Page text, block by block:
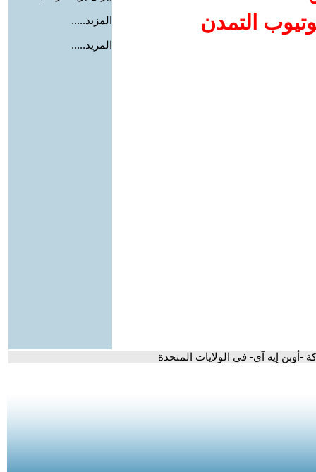
التمدن
المزيد.....
المزيد.....
إيه آي- في الولايات المتحدة